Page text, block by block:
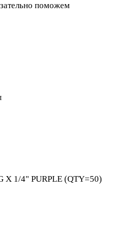
поможем
X 1/4" PURPLE (QTY=50)